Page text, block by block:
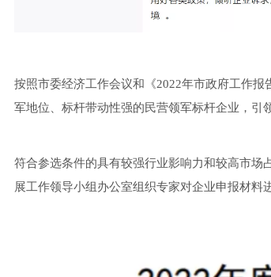
按照市委经济工作会议和《2022年市政府工作
军地位、标杆带动性强的民营领军标杆企业，引
符合参选条件的具有较强行业影响力和较高市
展工作领导小组办公室组织专家对企业申报材料